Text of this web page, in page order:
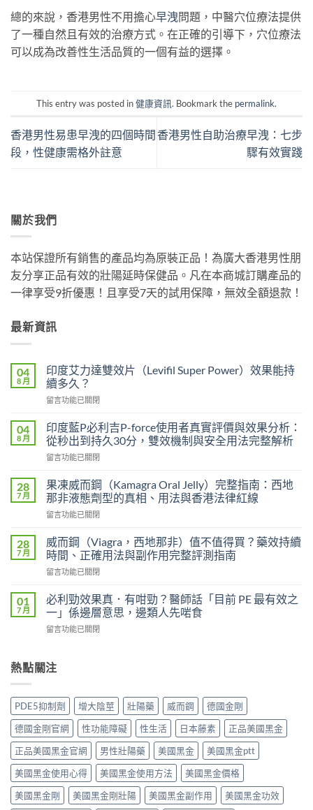
總的來說，香港男性不用擔心早洩問題，中醫穴位療法提供
了一種自然且有效的治療方式。在正確的引導下，穴位療法
可以成為改善性生活品質的一個有益的選擇。
This entry was posted in健康資訊. Bookmark the permalink.
香港男性易患早洩的四個時間
段，性健康需格外註意
香港男性自助治療早洩：七步
驟有效實踐
關於我們
本站保證所有銷售的產品均為原裝正品！為廣大香港男性朋
友分享正品有效的壯陽延時保健品。凡在本商城訂購產品的
一律享受9折優惠！且享受7天的試用保障，無效全額退款！
最新資訊
04
8 月
印度艾力達雙效片（Levifil Super Power）效果能持
續多久？
在
度
艾
力
達
效
片
（Levifil
Super
效
果
持
多
久？〉
中
留言功能已關閉
04
8 月
印度藍P必利吉P-force使用者真實評價與效果分析：
從秒出到持久30分，雙效機制與安全用法完整解析
在
度
藍
P
必
吉
P-
force
使
者
真
評
效
析：
從
秒
出
到
持
久
30
分，
留言功能已關閉
28
7 月
果凍威而鋼（Kamagra Oral Jelly）完整指南：西地
那非液態劑型的真相、用法與香港法律紅線
在
凍
威
而
鋼
Oral
Jelly）
整
西
非
液
態
劑
型
的
真
相、
用
留言功能已關閉
28
7 月
威而鋼（Viagra，西地那非）值不值得買？藥效持續
時間、正確用法與副作用完整評測指南
在
而
鋼
（Viagra，
西
非）
值
得
買？
藥
效
持
續
時
間、
正
留言功能已關閉
01
7 月
必利勁效果真．有咁勁？醫師話「目前 PE 最有效之
一」係邊層意思，邊類人先啱食
在
勁
效
真．
有
咁
勁？
醫
師
話
「目
前
PE
留言功能已關閉
熱點關注
PDE5抑制劑 增大陰莖 壯陽藥 威而鋼
德國金剛
德國金剛官網
性功能障礙 性生活 日本藤素
正品美國黑金
正品美國黑金官網
男性壯陽藥 美國黑金
美國黑金ptt
美國黑金使用心得
美國黑金使用方法
美國黑金價格
美國黑金剛
美國黑金剛壯陽 美國黑金副作用 美國黑金功效